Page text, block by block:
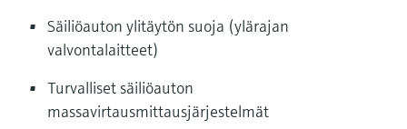
Säiliöauton ylitäytön suoja (ylärajan
valvontalaitteet)
Turvalliset säiliöauton
massavirtausmittausjärjestelmät